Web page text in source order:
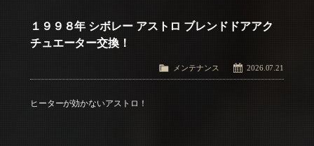
１９９８年 シボレー アストロ ブレンドドアアク
チュエーター交換！
2026.07.21
メンテナンス
ヒーターが効かないアストロ！